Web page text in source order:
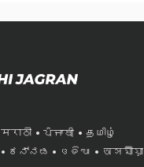
मराठी ਪੰਜਾਬੀ
தமிழ்
ಕನ್ನಡ ଓଡିଆ
অসমীয়া